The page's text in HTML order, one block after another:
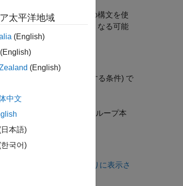
ド レビュー担当者はその構文を使
レビューすることが難しくなる可能
判断するためにチェックする条件) で
され、別のフィールドがループ本
ィング規約違反が想定どおりに表示さ
太平洋地域
(English)
(English)
(English)
中文
日本語)
한국어)